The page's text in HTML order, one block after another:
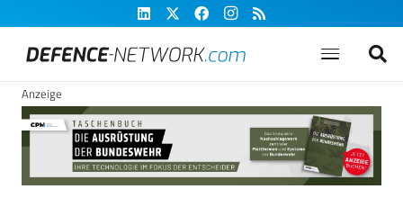
Anzeige